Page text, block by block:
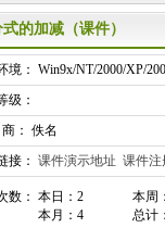
式的加减（课件）
： Win9x/NT/2000/XP/
级：
： 佚名
接： 课件演示地址 课件注
数： 本日：2
：4
本周
总计